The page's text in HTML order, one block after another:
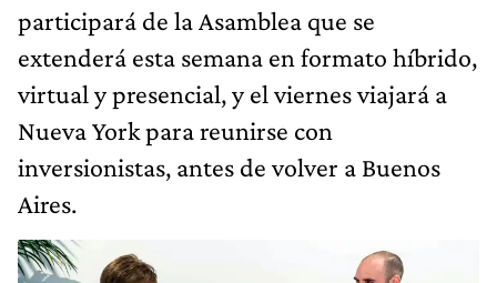
participará de la Asamblea que se
extenderá esta semana en formato híbrido,
virtual y presencial, y el viernes viajará a
Nueva York para reunirse con
inversionistas, antes de volver a Buenos
Aires.